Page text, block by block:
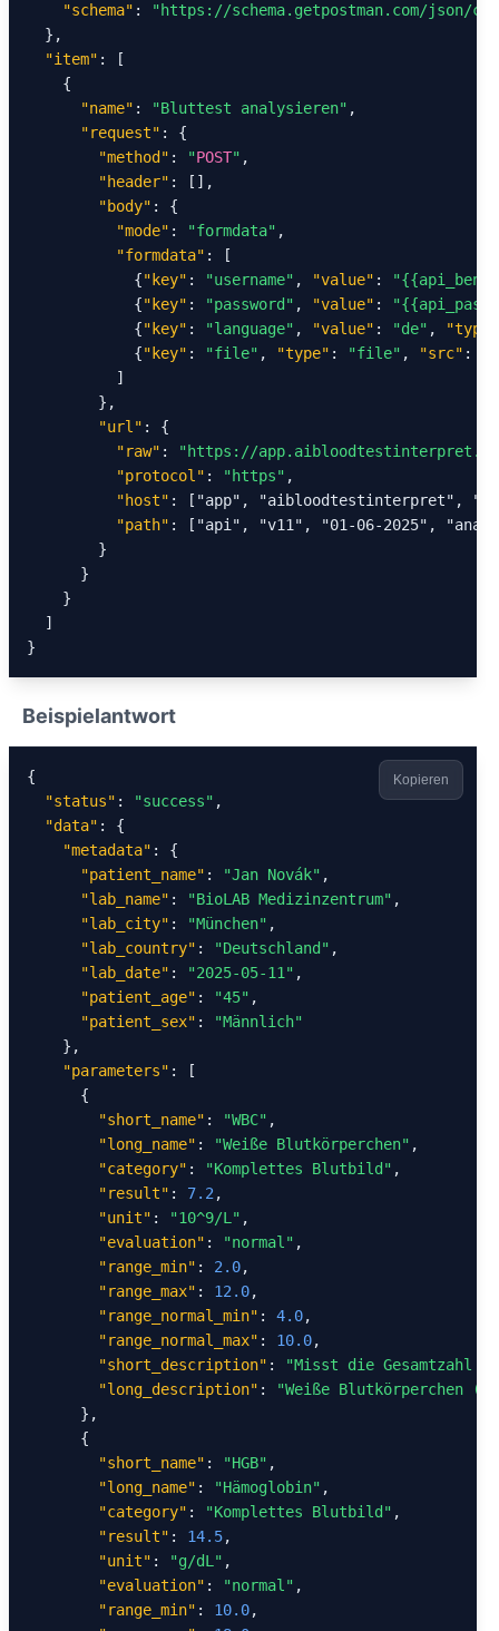
"schema" :
"https://schema.getpostman.com/
  },
"item" : [
    {
"name" : "Bluttest analysieren" ,
"request" : {
"method" : "POST" ,
"header" : [],
"body" : {
"mode" : "formdata" ,
"formdata" : [
            {
"key" : "username" , "value" :
            {
"key" : "password" , "value" :
            {
"key" : "language" , "value" : "de" ,
"type"
            {
"key" : "file" , "type" : "file" , "src" :
          ]
        },
"url" : {
"raw" :
"https://
"protocol" : "https" ,
"host" : ["app", "aibloodtestinterpret",
"path" : ["api", "v11", "01-06-2025",
        }
      }
    }
  ]
}
Beispielantwort
{
"status" : "success" ,
"data" : {
"metadata" : {
"patient_name" : "Jan Novák" ,
"lab_name" : "BioLAB Medizinzentrum" ,
"lab_city" : "München" ,
"lab_country" : "Deutschland" ,
"lab_date" : "2025-05-11" ,
"patient_age" : "45" ,
"patient_sex" :
"Männlich"
    },
"parameters" : [
      {
"short_name" : "WBC" ,
"long_name" : "Weiße Blutkörperchen" ,
"category" : "Komplettes Blutbild" ,
"result" : 7.2 ,
"unit" : "10^9/L" ,
"evaluation" : "normal" ,
"range_min" : 2.0,
"range_max" : 12.0,
"range_normal_min" : 4.0,
"range_normal_max" : 10.0,
"short_description" :
"Misst die Gesamtzahl
"long_description" :
"Weiße Blutkörperchen
      },
      {
"short_name" : "HGB" ,
"long_name" : "Hämoglobin" ,
"category" : "Komplettes Blutbild" ,
"result" : 14.5,
"unit" : "g/dL" ,
"evaluation" : "normal" ,
"range_min" : 10.0,
Kopieren